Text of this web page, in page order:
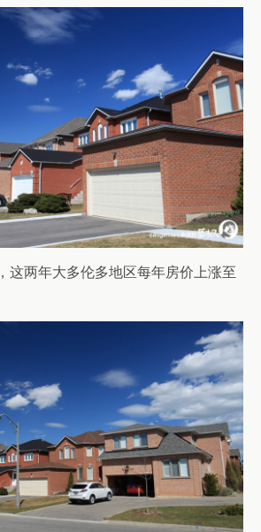
这两年大多伦多地区每年房价上涨至